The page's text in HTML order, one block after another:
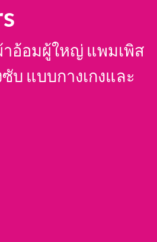
อ้อมผู้ใหญ่ แพมเพิส
บ แบบกางเกงและ